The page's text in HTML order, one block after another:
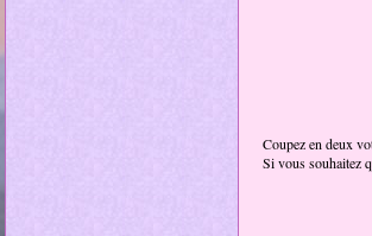
Coupez en deux
Si vous souhaitez